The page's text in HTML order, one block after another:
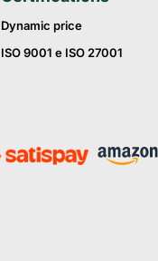
Dynamic price
ISO 9001 e ISO 27001